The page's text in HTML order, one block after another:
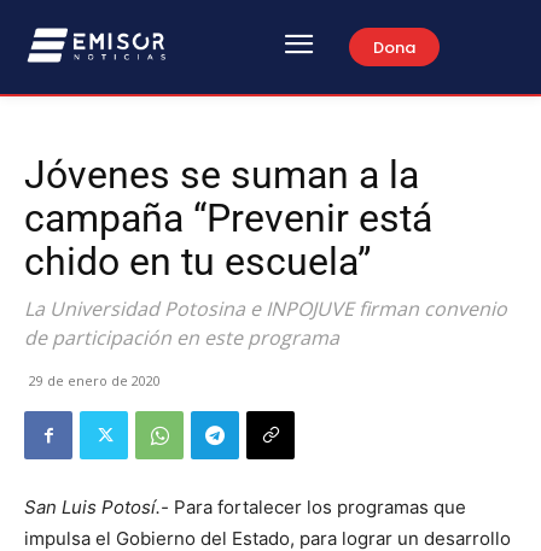
Dona
Jóvenes se suman a la
campaña “Prevenir está
chido en tu escuela”
La Universidad Potosina e INPOJUVE firman convenio
de participación en este programa
29 de enero de 2020
San Luis Potosí.- Para fortalecer los programas que
impulsa el Gobierno del Estado, para lograr un desarrollo